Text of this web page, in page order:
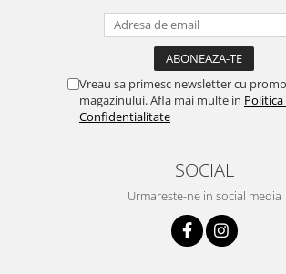
Vreau sa primesc newsletter cu
magazinului. Afla mai multe in Politica
Confidentialitate
SOCIAL
Urmareste-ne in social media